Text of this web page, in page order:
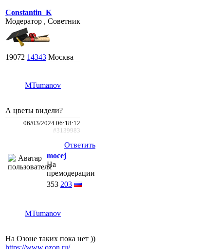
Constantin_K
Модератор , Советник
19072 14343 Москва
MTumanov
А цветы видели?
06/03/2024 06:18:12
#3139983
Ответить
mocej
На
премодерации
353 203
MTumanov
На Озоне таких пока нет ))
https://www.ozon.ru/...